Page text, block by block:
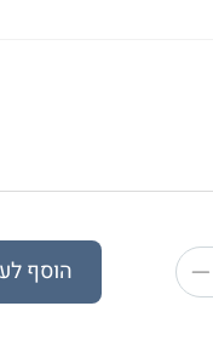
הוסף